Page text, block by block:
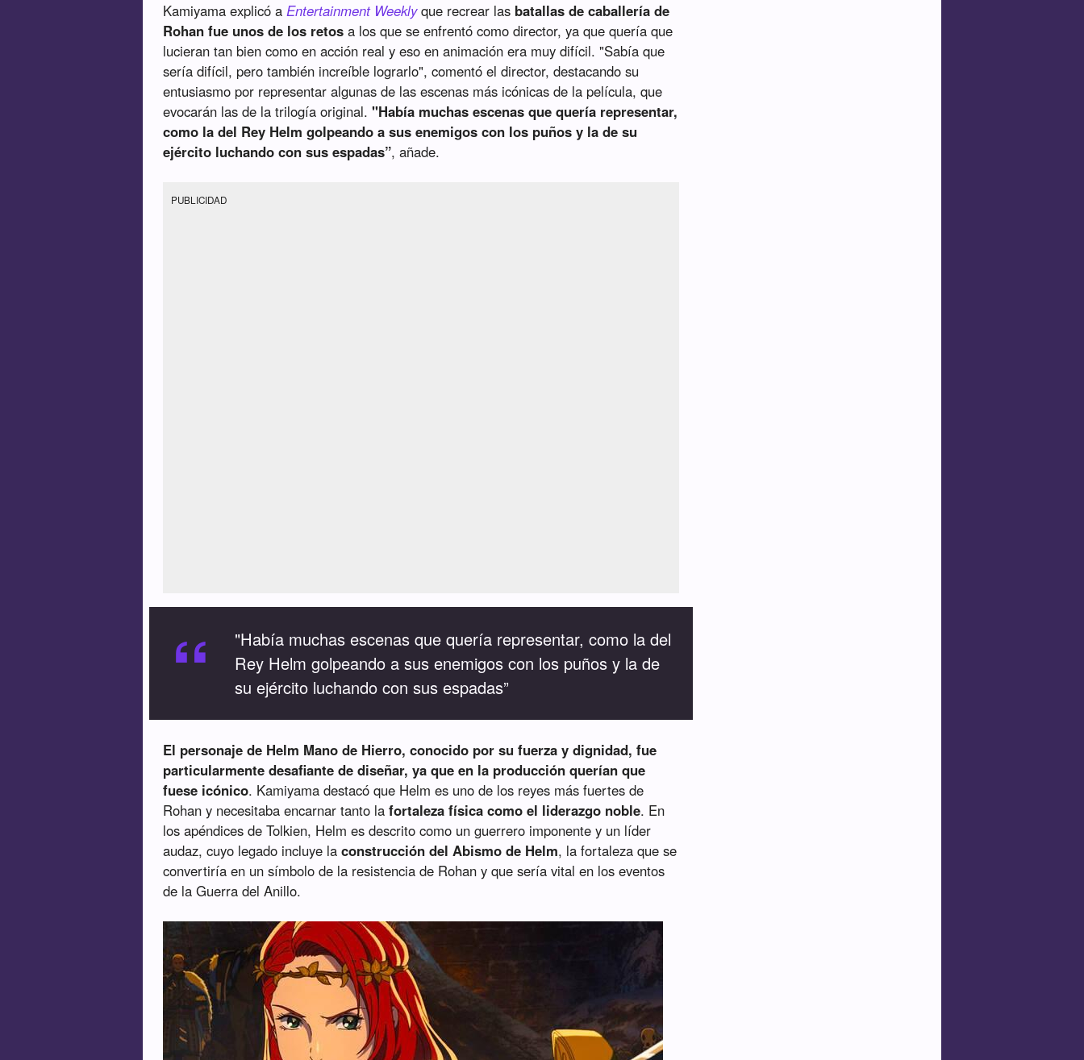
Kamiyama explicó aEntertainment Weeklyque recrear las batallas de caballería de
Rohan fue unos de los retos a los que se enfrentó como director, ya que quería que
lucieran tan bien como en acción real y eso en animación era muy difícil. "Sabía que
sería difícil, pero también increíble lograrlo", comentó el director, destacando su
entusiasmo por representar algunas de las escenas más icónicas de la película, que
evocarán las de la trilogía original."Había muchas escenas que quería representar,
como la del Rey Helm golpeando a sus enemigos con los puños y la de su
ejército luchando con sus espadas”, añade.
PUBLICIDAD
“
"Había muchas escenas que quería representar, como la del
Rey Helm golpeando a sus enemigos con los puños y la de
su ejército luchando con sus espadas”
El personaje de Helm Mano de Hierro, conocido por su fuerza y dignidad, fue
particularmente desafiante de diseñar, ya que en la producción querían que
fuese icónico. Kamiyama destacó que Helm es uno de los reyes más fuertes de
Rohan y necesitaba encarnar tanto lafortaleza física como el liderazgo noble. En
los apéndices de Tolkien, Helm es descrito como un guerrero imponente y un líder
audaz, cuyo legado incluye laconstrucción del Abismo de Helm, la fortaleza que se
convertiría en un símbolo de la resistencia de Rohan y que sería vital en los eventos
de la Guerra del Anillo.